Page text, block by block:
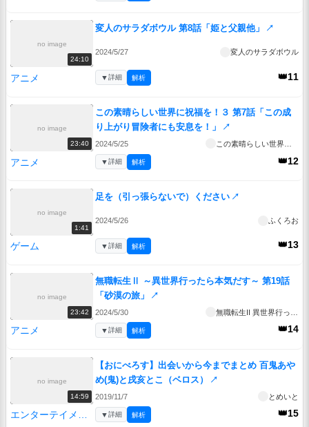
no image
24:10
変人のサラダボウル 第8話「姫と父親他」 ↗
2024/5/27 変人のサラダボウル
アニメ 👑11
▼詳細 解析
no image
23:40
この素晴らしい世界に祝福を！３ 第7話「この成
り上がり冒険者にも安息を！」
↗
2024/5/25
アニメ 👑12
▼詳細 解析
no image
1:41
足を（引っ張らないで）ください ↗
2024/5/26 ふくろお
ゲーム 👑13
▼詳細 解析
no image
23:42
無職転生Ⅱ ～異世界行ったら本気だす～ 第19話
「砂漠の旅」
↗
2024/5/30
アニメ 👑14
▼詳細 解析
no image
14:59
【おにべろす】出会いから今までまとめ 百鬼あや
め(鬼)と戌亥とこ（ベロス）
↗
2019/11/7 とめいと
エンターテイメント 👑15
▼詳細 解析